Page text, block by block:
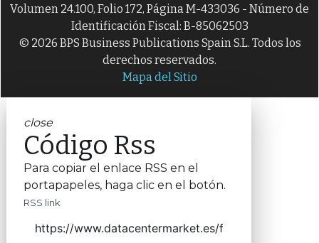
Volumen 24.100, Folio 172, Página M-433036 - Número de
Identificación Fiscal: B-85062503
© 2026 BPS Business Publications Spain S.L. Todos los
derechos reservados.
Mapa del Sitio
close
Código Rss
Para copiar el enlace RSS en el
portapapeles, haga clic en el botón.
RSS link